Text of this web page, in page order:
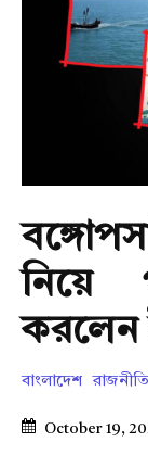
নিয়ে
বাংলাদেশ রাজনীতি
October 19,